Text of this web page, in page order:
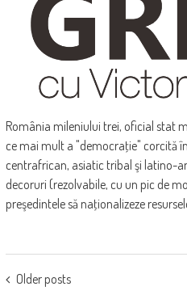
România mileniului trei, oficial stat
ce mai mult a "democraţie" corcită
centrafrican, asiatic tribal şi latino-
decoruri (rezolvabile, cu un pic de
preşedintele să naţionalizeze
POSTS
Older posts